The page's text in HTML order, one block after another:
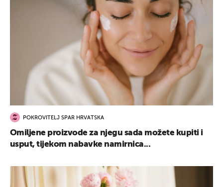
POKROVITELJ SPAR HRVATSKA
Omiljene proizvode za njegu sada možete kupiti i
usput, tijekom nabavke namirnica...